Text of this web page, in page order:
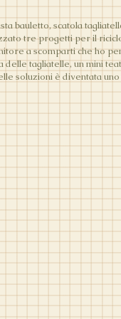
bauletto, scatola
tre progetti per il
a scomparti che ho
delle tagliatelle, un mini
soluzioni è diventata